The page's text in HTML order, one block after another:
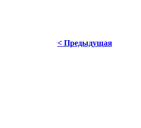
< Предыдущая